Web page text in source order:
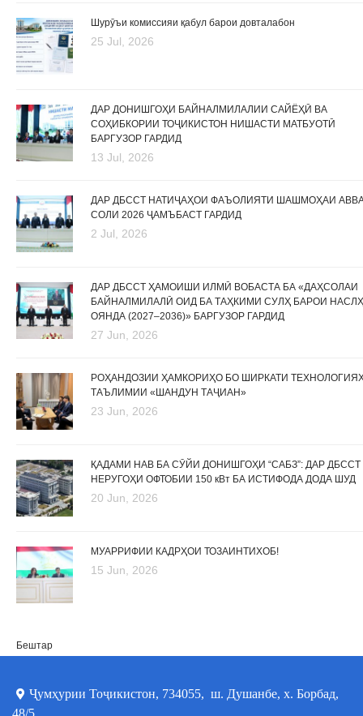
Шурӯъи комиссияи қабул барои довталабон
25 Jul, 2026
ДАР ДОНИШГОҲИ БАЙНАЛМИЛАЛИИ САЙЁҲӢ ВА
СОҲИБКОРИИ ТОҶИКИСТОН НИШАСТИ МАТБУОТӢ
БАРГУЗОР ГАРДИД
13 Jul, 2026
ДАР ДБССТ НАТИҶАҲОИ ФАЪОЛИЯТИ ШАШМОҲАИ
СОЛИ 2026 ҶАМЪБАСТ ГАРДИД
2 Jul, 2026
ДАР ДБССТ ҲАМОИШИ ИЛМӢ ВОБАСТА БА «ДАҲСОЛАИ
БАЙНАЛМИЛАЛӢ ОИД БА ТАҲКИМИ СУЛҲ БАРОИ
ОЯНДА (2027–2036)» БАРГУЗОР ГАРДИД
27 Jun, 2026
РОҲАНДОЗИИ ҲАМКОРИҲО БО ШИРКАТИ
ТАЪЛИМИИ «ШАНДУН ТАҶИАН»
23 Jun, 2026
ҚАДАМИ НАВ БА СӮЙИ ДОНИШГОҲИ “САБЗ”: ДАР ДБССТ
НЕРУГОҲИ ОФТОБИИ 150 кВт БА ИСТИФОДА ДОДА ШУД
20 Jun, 2026
МУАРРИФИИ КАДРҲОИ ТОЗАИНТИХОБ!
15 Jun, 2026
Бештар
Ҷумҳурии Тоҷикистон, 734055, ш. Душанбе, х. Борбад,
48/5